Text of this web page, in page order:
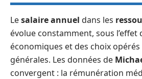
Lesalaire annuel dans les
évolue constamment, sous l’effet
économiques et des choix
générales. Les données de
convergent : la rémunération